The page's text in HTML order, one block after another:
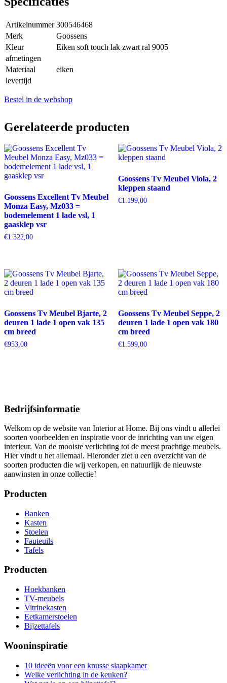
Artikelnummer 300546468
Merk
Goossens
Kleur
Eiken soft touch lak zwart ral 9005
afmetingen
Materiaal
eiken
levertijd
Bestel in de webshop
Gerelateerde producten
Goossens Excellent Tv Meubel
Monza Easy, Mz033 =
bodemelement 1 lade vsl, 1
gaasklep vsr
€1.322,00
Goossens Tv Meubel Viola, 2
kleppen staand
€1.199,00
Goossens Tv Meubel Bjarte, 2
deuren 1 lade 1 open vak 135
cm breed
€953,00
Goossens Tv Meubel Seppe, 2
deuren 1 lade 1 open vak 180
cm breed
€1.599,00
Bedrijfsinformatie
Welkom op de website van Interior at Home. Bij ons vindt u allerlei
soorten voorbeelden en inspiratie voor de inrichting van uw eigen
interieur. Van de mooiste verlichting tot de meest prachtige meubels.
Hier vindt u het allemaal. Hieronder ziet u een overzicht van de
soorten producten die wij verkopen, en natuurlijk de nieuwste
aanwinsten in onze collectie!
Producten
Banken
Kasten
Stoelen
Fauteuils
Tafels
Producten
Hoekbanken
TV-meubels
Vitrinekasten
Eetkamerstoelen
Bijzettafels
Wooninspiratie
10 ideeën voor een knusse slaapkamer
Welke verlichting in de keuken?